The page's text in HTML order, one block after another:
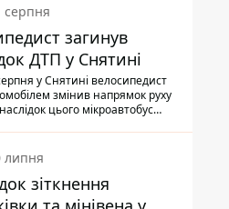
серпня
загинув
ДТП у Снятині
у Снятині велосипедист
змінив напрямок руху
цього мікроавтобус
липня
зіткнення